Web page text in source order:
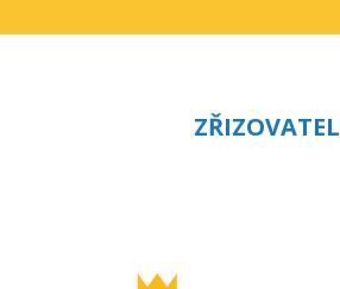
ZŘIZOVATEL